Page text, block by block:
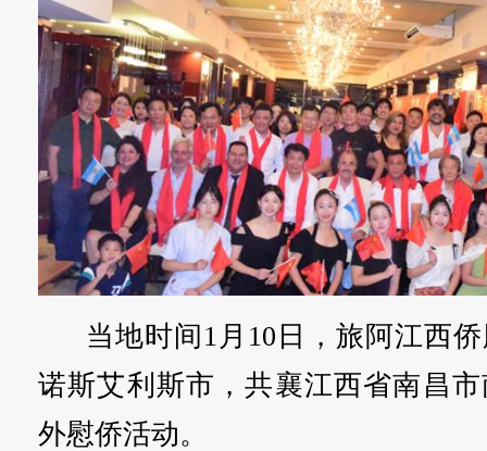
当地时间1月10日，旅阿江西
诺斯艾利斯市，共襄江西省南昌
外慰侨活动。